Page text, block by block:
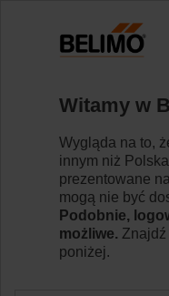
"https://
https://
Strona główna
ZSF-14
Witamy w
Wygląda na to,
innym niż
prezentowane
mogą nie być
Podobnie,
możliwe.
poniżej.